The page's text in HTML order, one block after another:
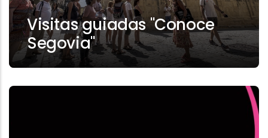
Visitas guiadas "Conoce
Segovia"